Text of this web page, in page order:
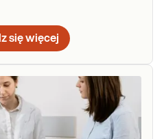
się więcej